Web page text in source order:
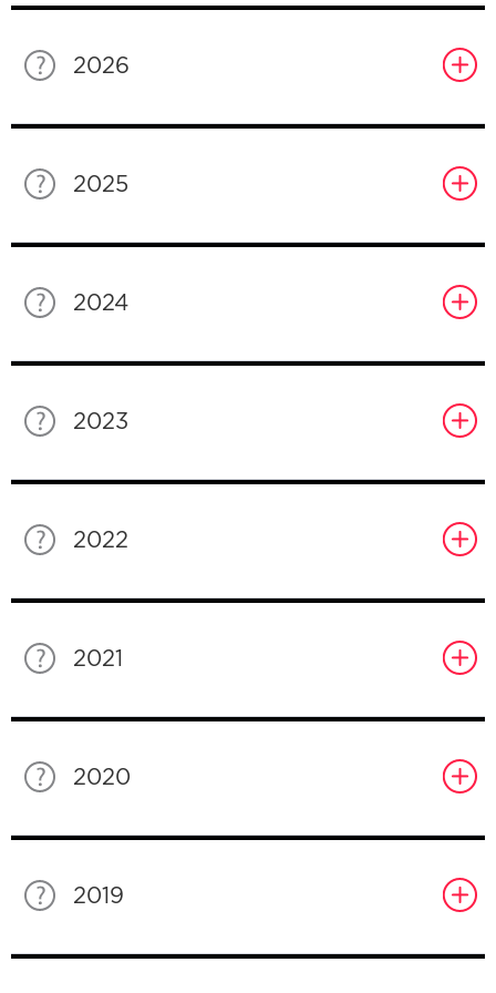
2026
2025
2024
2023
2022
2021
2020
2019